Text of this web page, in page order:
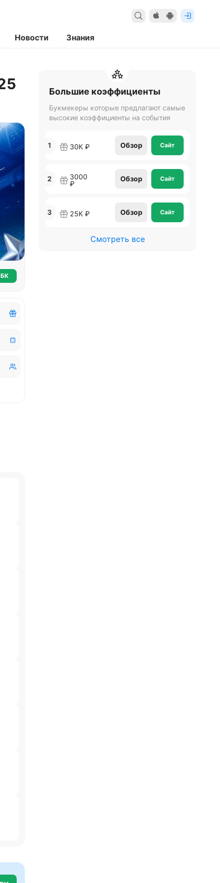
Новости Знания
БК
Большие коэффициенты
Букмекеры которые предлагают самые
высокие коэффициенты на события
1 30К ₽ Обзор Сайт
2
3000
₽
Обзор Сайт
3 25К ₽ Обзор Сайт
Смотреть все